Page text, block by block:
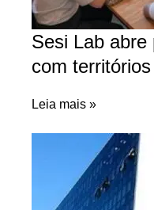
Sesi Lab abre
com territórios
Leia mais »